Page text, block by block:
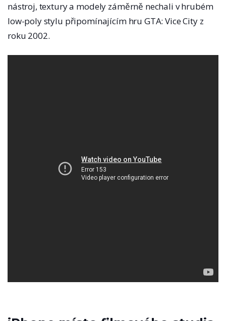
nástroj, textury a modely záměrně nechali v hrubém
low-poly stylu připomínajícím hru GTA: Vice City z
roku 2002.